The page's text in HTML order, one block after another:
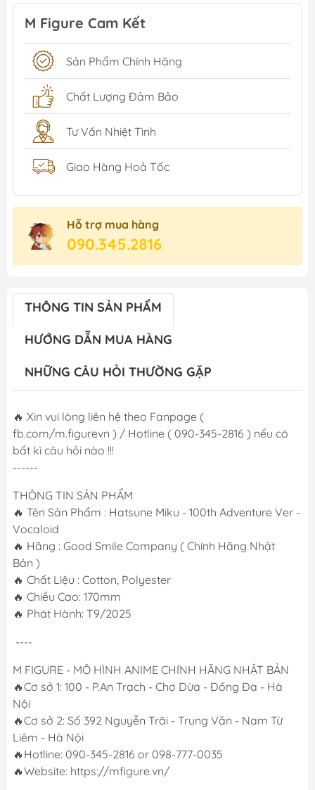
M Figure Cam Kết
Sản Phẩm Chính Hãng
Chất Lượng Đảm Bảo
Tư Vấn Nhiệt Tình
Giao Hàng Hoả Tốc
Hỗ trợ mua hàng
090.345.2816
THÔNG TIN SẢN PHẨM
HƯỚNG DẪN MUA HÀNG
NHỮNG CÂU HỎI THƯỜNG GẶP
🔥 Xin vui lòng liên hệ theo Fanpage (
fb.com/m.figurevn ) / Hotline ( 090-345-2816 ) nếu có
bất kì câu hỏi nào !!!
------
THÔNG TIN SẢN PHẨM
🔥 Tên Sản Phẩm : Hatsune Miku - 100th Adventure Ver -
Vocaloid
🔥 Hãng : Good Smile Company ( Chính Hãng Nhật
Bản )
🔥 Chất Liệu : Cotton, Polyester
🔥 Chiều Cao: 170mm
🔥 Phát Hành: T9/2025
----
M FIGURE - MÔ HÌNH ANIME CHÍNH HÃNG NHẬT BẢN
🔥Cơ sở 1: 100 - P.An Trạch - Chợ Dừa - Đống Đa - Hà
Nội
🔥Cơ sở 2: Số 392 Nguyễn Trãi - Trung Văn - Nam Từ
Liêm - Hà Nội
🔥Hotline: 090-345-2816 or 098-777-0035
🔥Website: https://mfigure.vn/